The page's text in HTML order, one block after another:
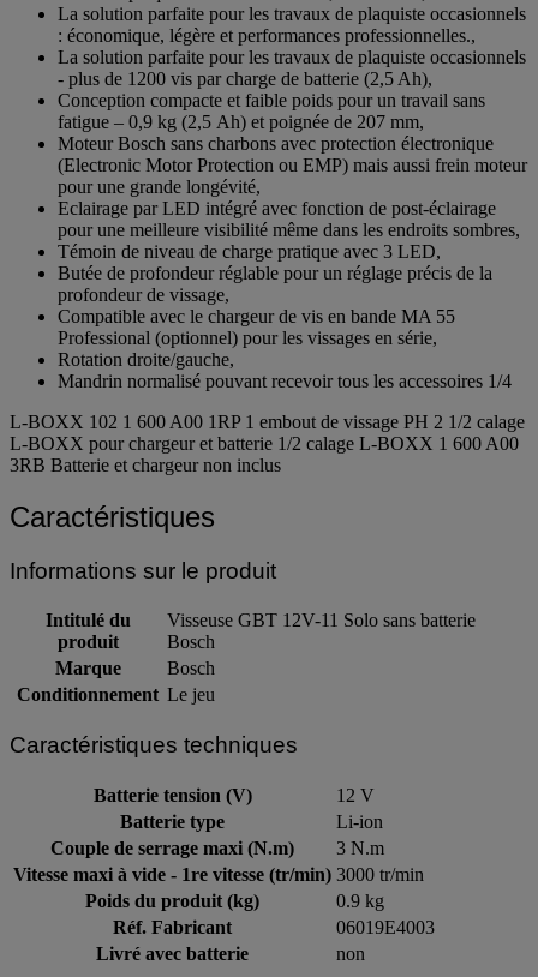
La solution parfaite pour les travaux de plaquiste occasionnels
: économique, légère et performances professionnelles.,
La solution parfaite pour les travaux de plaquiste occasionnels
- plus de 1200 vis par charge de batterie (2,5 Ah),
Conception compacte et faible poids pour un travail sans
fatigue – 0,9 kg (2,5 Ah) et poignée de 207 mm,
Moteur Bosch sans charbons avec protection électronique
(Electronic Motor Protection ou EMP) mais aussi frein moteur
pour une grande longévité,
Eclairage par LED intégré avec fonction de post-éclairage
pour une meilleure visibilité même dans les endroits sombres,
Témoin de niveau de charge pratique avec 3 LED,
Butée de profondeur réglable pour un réglage précis de la
profondeur de vissage,
Compatible avec le chargeur de vis en bande MA 55
Professional (optionnel) pour les vissages en série,
Rotation droite/gauche,
Mandrin normalisé pouvant recevoir tous les accessoires 1/4
L-BOXX 102 1 600 A00 1RP 1 embout de vissage PH 2 1/2 calage
L-BOXX pour chargeur et batterie 1/2 calage L-BOXX 1 600 A00
3RB Batterie et chargeur non inclus
Caractéristiques
Informations sur le produit
Intitulé du
produit
Visseuse GBT 12V-11 Solo sans batterie
Bosch
Marque
Bosch
Conditionnement Le jeu
Caractéristiques techniques
Batterie tension (V)
12 V
Batterie type
Li-ion
Couple de serrage maxi (N.m)
3 N.m
Vitesse maxi à vide - 1re vitesse (tr/min) 3000 tr/min
Poids du produit (kg)
0.9 kg
Réf. Fabricant
06019E4003
Livré avec batterie
non